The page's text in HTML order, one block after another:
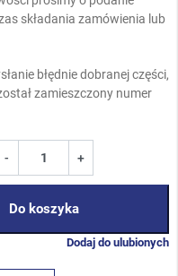
składania zamówienia lub
błędnie dobranej części,
zamieszczony numer
- +
Do koszyka
Dodaj do ulubionych